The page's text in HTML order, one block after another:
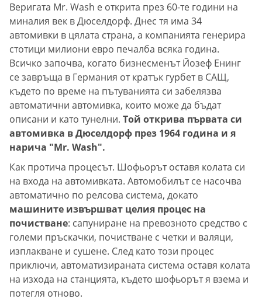
Веригата Mr. Wash е открита през 60-те години на
миналия век в Дюселдорф. Днес тя има 34
автомивки в цялата страна, а компанията генерира
стотици милиони евро печалба всяка година.
Всичко започва, когато бизнесменът Йозеф Енинг
се завръща в Германия от кратък гурбет в САЩ,
където по време на пътуванията си забелязва
автоматични автомивка, които може да бъдат
описани и като тунелни. Той открива първата си
автомивка в Дюселдорф през 1964 година и я
нарича "Mr. Wash".
Как протича процесът. Шофьорът оставя колата си
на входа на автомивката. Автомобилът се насочва
автоматично по релсова система, докато
машините извършват целия процес на
почистване: сапуниране на превозното средство с
големи пръскачки, почистване с четки и валяци,
изплакване и сушене. След като този процес
приключи, автоматизираната система оставя колата
на изхода на станцията, където шофьорът я взема и
потегля отново.